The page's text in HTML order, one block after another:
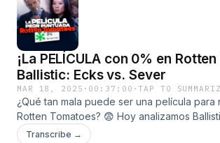
¡La PELÍCULA con 0% en
Ballistic: Ecks vs. Sever
MAR 18, 2025 · 00:37:00 ·TAP TO
¿Qué tan mala puede ser una película
Rotten Tomatoes? 😨 Hoy analizamos
Sever, un desastre de acción que la crítica
Transcribe →